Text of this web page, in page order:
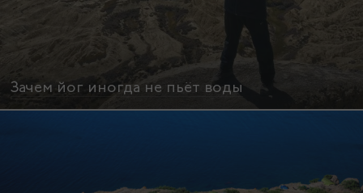
Зачем йог иногда не пьёт воды